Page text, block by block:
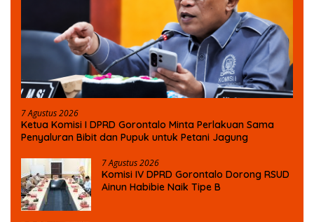
7 Agustus 2026
Ketua Komisi I DPRD Gorontalo Minta Perlakuan Sama
Penyaluran Bibit dan Pupuk untuk Petani Jagung
7 Agustus 2026
Komisi IV DPRD Gorontalo Dorong RSUD
Ainun Habibie Naik Tipe B